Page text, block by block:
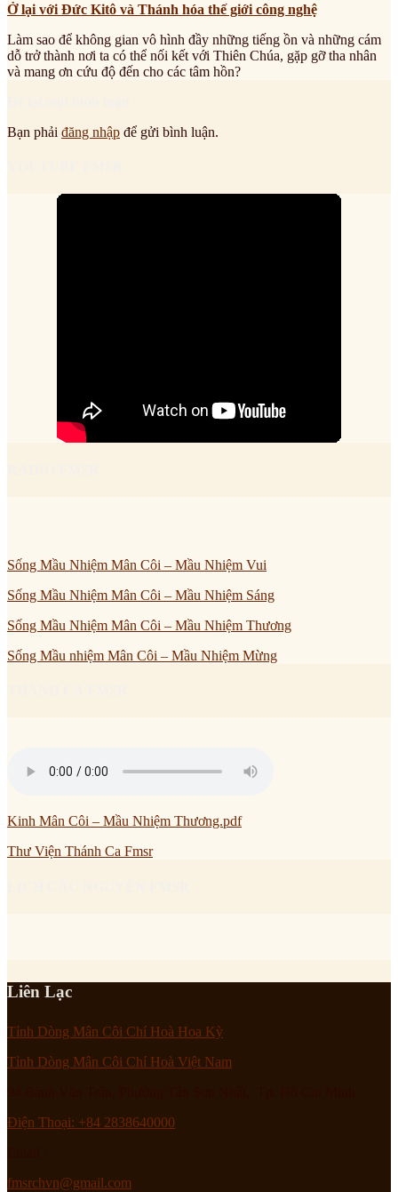
Ở lại với Đức Kitô và Thánh hóa thế giới công nghệ
Làm sao để không gian vô hình đầy những tiếng ồn và những cám
dỗ trở thành nơi ta có thể nối kết với Thiên Chúa, gặp gỡ tha nhân
và mang ơn cứu độ đến cho các tâm hồn?
Bạn phải đăng nhập để gửi bình luận.
Sống Mầu Nhiệm Mân Côi – Mầu Nhiệm Vui
Sống Mầu Nhiệm Mân Côi – Mầu Nhiệm Sáng
Sống Mầu Nhiệm Mân Côi – Mầu Nhiệm Thương
Sống Mầu nhiệm Mân Côi – Mầu Nhiệm Mừng
Kinh Mân Côi – Mầu Nhiệm Thương.pdf
Thư Viện Thánh Ca Fmsr
Liên Lạc
Tỉnh Dòng Mân Côi Chí Hoà Hoa Kỳ
Tỉnh Dòng Mân Côi Chí Hoà Việt Nam
Điện Thoại: +84 2838640000
fmsrchvn@gmail.com